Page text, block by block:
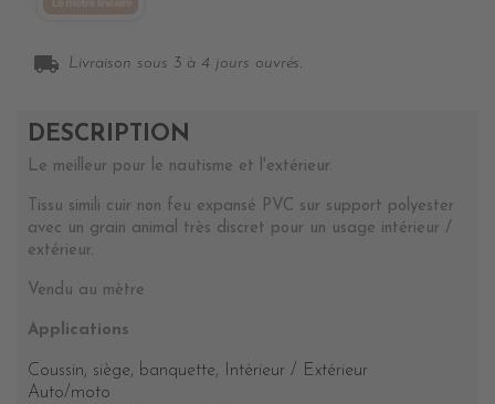
local_shipping Livraison sous 3 à 4 jours ouvrés.
DESCRIPTION
Le meilleur pour le nautisme et l'extérieur.
Tissu simili cuir non feu expansé PVC sur support polyester
avec un grain animal très discret pour un usage intérieur /
extérieur.
Vendu au mètre
Applications
Coussin, siège, banquette, Intérieur / Extérieur
Auto/moto